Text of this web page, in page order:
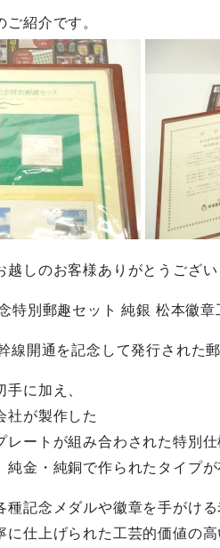
紹介です。
しのお客様ありがとうござい
特別郵趣セット 純銀 松本徽
線開通を記念して発行された郵
に加え、
社が製作した
ートが組み合わされた特別仕
金・純銅で作られたタイプが
種記念メダルや徽章を手がけ
仕上げられた工芸的価値の高